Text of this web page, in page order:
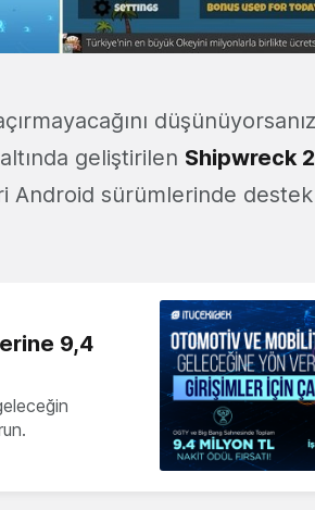
geliştirilen Shipwreck
Android sürümlerinde
9,4